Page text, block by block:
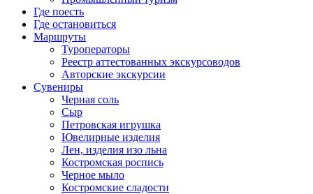
Где поесть
Где остановиться
Маршруты
Туроператоры
Реестр аттестованных экскурсоводов
Авторские экскурсии
Сувениры
Черная соль
Сыр
Петровская игрушка
Ювелирные изделия
Лен, изделия изо льна
Костромская роспись
Черное мыло
Костромские сладости